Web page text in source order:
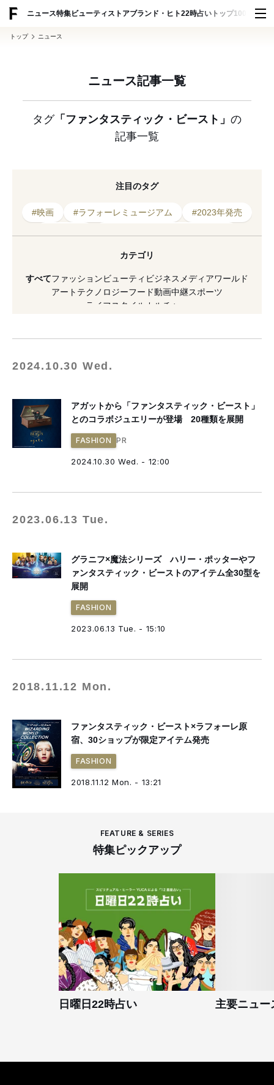
ニュース特集ビューティ ストアブランド・ヒト22時占い トップ100 スナッ
トップ ニュース
ニュース記事一覧
タグ「ファンタスティック・ビースト」 の
記事一覧
注目のタグ
#映画 #ラフォーレミュージアム
#2023年発売
#原宿
#ポップアップ
#ジュエリー
カテゴリ
すべてファッションビューティ ビジネス メディアワールド
アート テクノロジーフード動画中継スポーツ
ライフスタイル
カルチャー
2024.10.30 Wed.
アガットから「ファンタスティック・ビースト」
とのコラボジュエリーが登場 20種類を展開
FASHION PR
2024.10.30 Wed. - 12:00
2023.06.13 Tue.
グラニフ×魔法シリーズ ハリー・ポッターやフ
ァンタスティック・ビーストのアイテム全30型を
展開
FASHION
2023.06.13 Tue. - 15:10
2018.11.12 Mon.
ファンタスティック・ビースト×ラフォーレ原
宿、30ショップが限定アイテム発売
FASHION
2018.11.12 Mon. - 13:21
FEATURE & SERIES
特集ピックアップ
日曜日22時占い 主要ニュー